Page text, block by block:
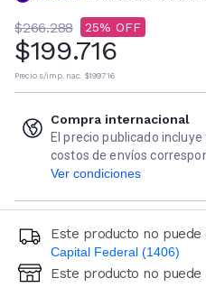
$266.288 25
$199.716
Precio s/imp. nac. $199.716
Compra internacional
El precio publicado
costos de envíos
Ver condiciones
Este producto no puede
Capital Federal (1406)
Ingresá código postal (sólo
Este producto no